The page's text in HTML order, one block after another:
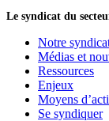
Le syndicat du
Notre
Médias et
Ressources
Enjeux
Moyens
Se syndiquer